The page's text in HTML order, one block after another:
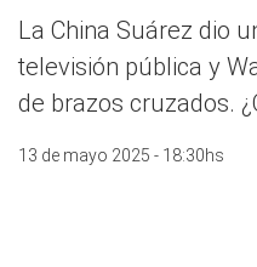
La China Suárez dio
televisión pública y
de brazos cruzados.
13 de mayo 2025 - 18:30hs